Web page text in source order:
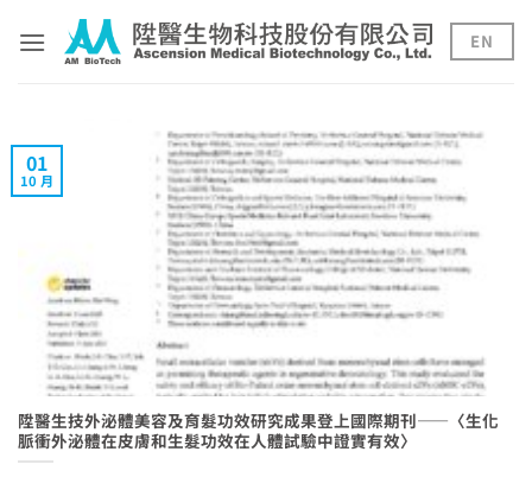
content
EN
陞醫生技外泌體美容及育髮功效研究成果登上國際期刊——〈生化
脈衝外泌體在皮膚和生髮功效在人體試驗中證實有效〉
01
10 月